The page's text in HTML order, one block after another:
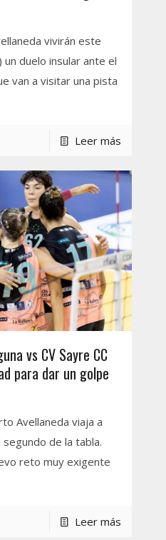
vivirán este
duelo insular ante el
van a visitar una pista
Leer más
vs CV Sayre CC
para dar un golpe
Avellaneda viaja a
de la tabla.
reto muy exigente
Leer más